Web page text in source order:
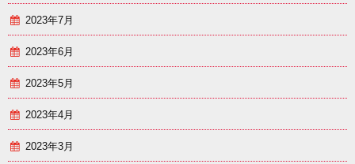
2023年7月
2023年6月
2023年5月
2023年4月
2023年3月